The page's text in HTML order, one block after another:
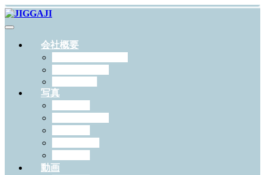
会社概要
写真
動画